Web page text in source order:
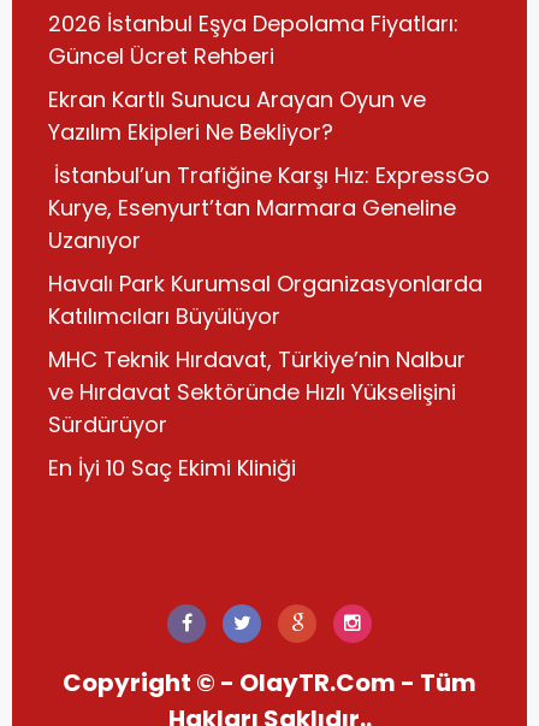
2026 İstanbul Eşya Depolama Fiyatları:
Güncel Ücret Rehberi
Ekran Kartlı Sunucu Arayan Oyun ve
Yazılım Ekipleri Ne Bekliyor?
İstanbul’un Trafiğine Karşı Hız: ExpressGo
Kurye, Esenyurt’tan Marmara Geneline
Uzanıyor
Havalı Park Kurumsal Organizasyonlarda
Katılımcıları Büyülüyor
MHC Teknik Hırdavat, Türkiye’nin Nalbur
ve Hırdavat Sektöründe Hızlı Yükselişini
Sürdürüyor
En İyi 10 Saç Ekimi Kliniği
Copyright © - OlayTR.Com - Tüm
Hakları Saklıdır..